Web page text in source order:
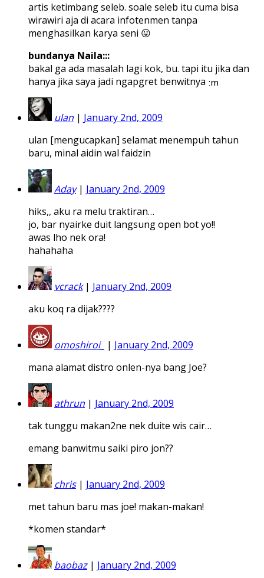
artis ketimbang seleb. soale seleb itu cuma bisa
wirawiri aja di acara infotenmen tanpa
menghasilkan karya seni 😛
bundanya Naila:::
bakal ga ada masalah lagi kok, bu. tapi itu jika dan
hanya jika saya jadi ngapgret benwitnya
ulan | January 2nd, 2009
ulan [mengucapkan] selamat menempuh tahun
baru, minal aidin wal faidzin
Aday| January 2nd, 2009
hiks,, aku ra melu traktiran…
jo, bar nyairke duit langsung open bot yo!!
awas lho nek ora!
hahahaha
vcrack| January 2nd, 2009
aku koq ra dijak????
omoshiroi_ | January 2nd, 2009
mana alamat distro onlen-nya bang Joe?
athrun | January 2nd, 2009
tak tunggu makan2ne nek duite wis cair…
emang banwitmu saiki piro jon??
chris| January 2nd, 2009
met tahun baru mas joe! makan-makan!
*komen standar*
baobaz| January 2nd, 2009